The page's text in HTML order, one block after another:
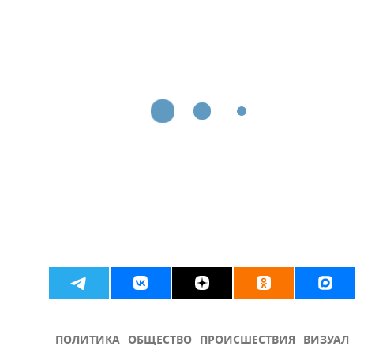
ПОЛИТИКА ОБЩЕСТВО ПРОИСШЕСТВИЯ ВИЗУАЛ